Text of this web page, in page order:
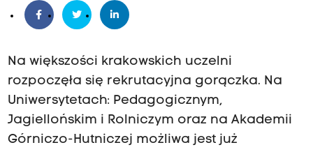
Na większości krakowskich uczelni
rozpoczęła się rekrutacyjna gorączka. Na
Uniwersytetach: Pedagogicznym,
Jagiellońskim i Rolniczym oraz na Akademii
Górniczo-Hutniczej możliwa jest już